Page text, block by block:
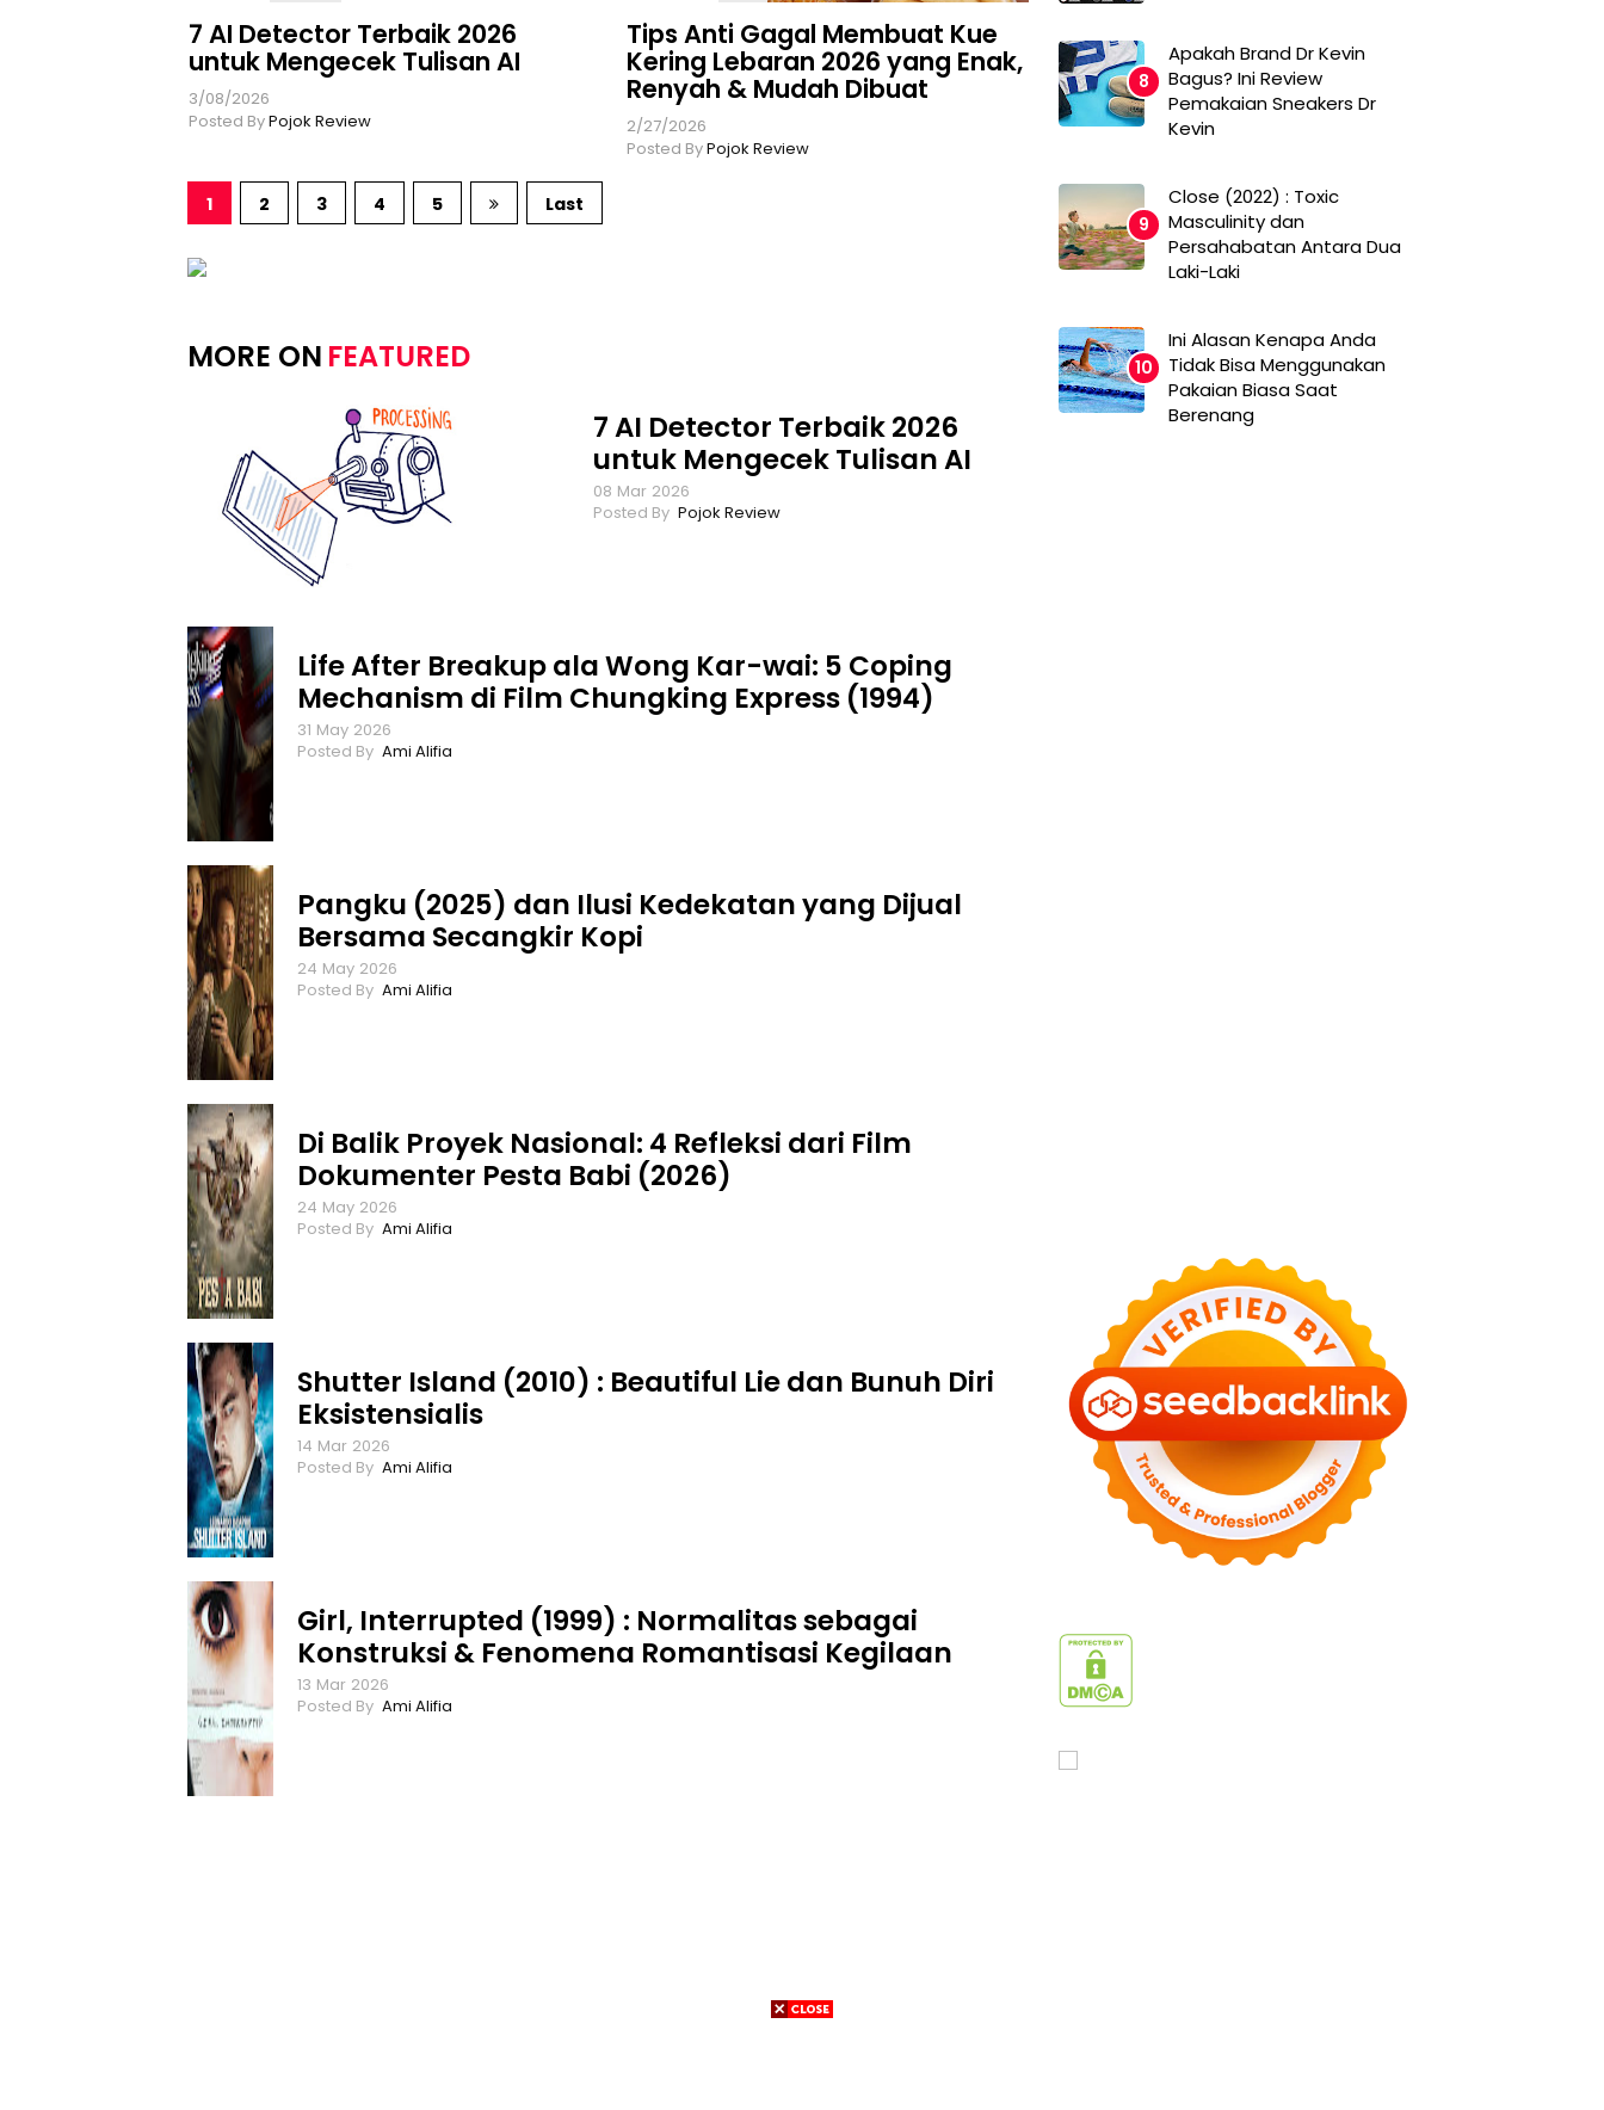
7 AI Detector Terbaik 2026
untuk Mengecek Tulisan AI
3/08/2026
Posted ByPojok Review
Tips Anti Gagal Membuat Kue
Kering Lebaran 2026 yang Enak,
Renyah & Mudah Dibuat
2/27/2026
Posted ByPojok Review
1 2 3 4 5 Last
MORE ON FEATURED
7 AI Detector Terbaik 2026
untuk Mengecek Tulisan AI
08 Mar 2026
Pojok Review
Life After Breakup ala Wong Kar-wai: 5 Coping
Mechanism di Film Chungking Express (1994)
31 May 2026
Ami Alifia
Pangku (2025) dan Ilusi Kedekatan yang Dijual
Bersama Secangkir Kopi
24 May 2026
Ami Alifia
Di Balik Proyek Nasional: 4 Refleksi dari Film
Dokumenter Pesta Babi (2026)
24 May 2026
Ami Alifia
Shutter Island (2010) : Beautiful Lie dan Bunuh Diri
Eksistensialis
14 Mar 2026
Ami Alifia
Girl, Interrupted (1999) : Normalitas sebagai
Konstruksi & Fenomena Romantisasi Kegilaan
13 Mar 2026
Ami Alifia
Apakah Brand Dr Kevin
Bagus? Ini Review
Pemakaian Sneakers Dr
Kevin
Close (2022) : Toxic
Masculinity dan
Persahabatan Antara Dua
Laki-Laki
Ini Alasan Kenapa Anda
Tidak Bisa Menggunakan
Pakaian Biasa Saat
Berenang